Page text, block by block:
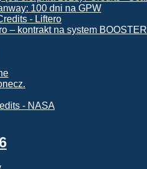
100 dni na GPW
– kontrakt na system BOOSTER